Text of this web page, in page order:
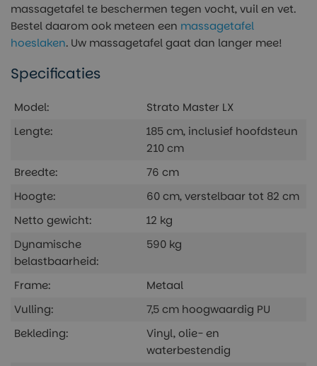
massagetafel te beschermen tegen vocht, vuil en vet.
Bestel daarom ook meteen een massagetafel
hoeslaken. Uw massagetafel gaat dan langer mee!
Specificaties
Model:
Strato Master LX
Lengte:
185 cm, inclusief hoofdsteun
210 cm
Breedte:
76 cm
Hoogte:
60 cm, verstelbaar tot 82 cm
Netto gewicht:
12 kg
Dynamische
belastbaarheid:
590 kg
Frame:
Metaal
Vulling:
7,5 cm hoogwaardig PU
Bekleding:
Vinyl, olie- en
waterbestendig